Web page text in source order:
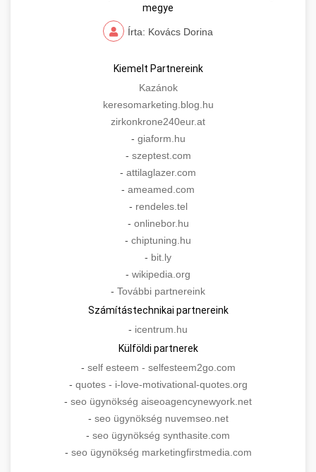
megye
Írta: Kovács Dorina
Kiemelt Partnereink
Kazánok
keresomarketing.blog.hu
zirkonkrone240eur.at
- giaform.hu
- szeptest.com
- attilaglazer.com
- ameamed.com
- rendeles.tel
- onlinebor.hu
- chiptuning.hu
- bit.ly
- wikipedia.org
- További partnereink
Számítástechnikai partnereink
- icentrum.hu
Külföldi partnerek
- self esteem - selfesteem2go.com
- quotes - i-love-motivational-quotes.org
- seo ügynökség aiseoagencynewyork.net
- seo ügynökség nuvemseo.net
- seo ügynökség synthasite.com
- seo ügynökség marketingfirstmedia.com